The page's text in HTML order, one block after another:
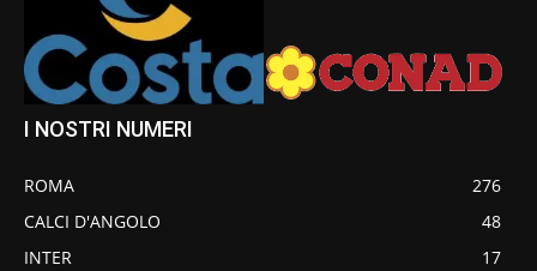
I NOSTRI NUMERI
ROMA
276
CALCI D'ANGOLO
48
INTER
17